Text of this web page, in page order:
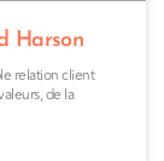
Harson
relation client
de la